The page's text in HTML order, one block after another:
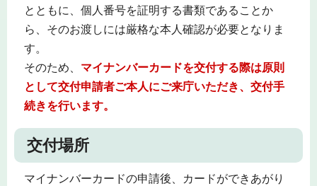
とともに、個人番号を証明する書類であることか
ら、そのお渡しには厳格な本人確認が必要となりま
す。
そのため、 マイナンバーカードを交付する際は原則
として交付申請者ご本人にご来庁いただき、交付手
続きを行います。
交付場所
マイナンバーカードの申請後、カードができあがり